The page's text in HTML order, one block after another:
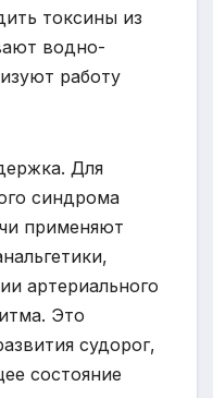
токсины из
водно-
работу
Для
синдрома
применяют
артериального
Это
судорог,
состояние